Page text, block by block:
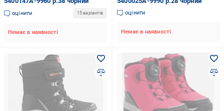
оцінити 15 варіантів
Немає в наявності
оцінити
Немає в наявності